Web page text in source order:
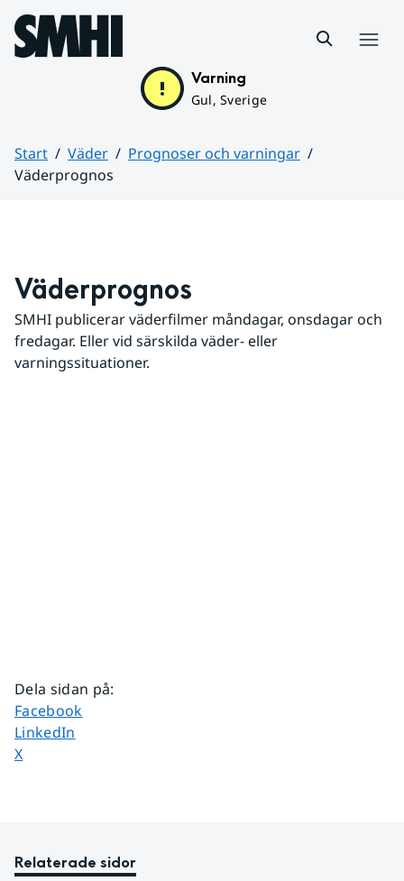
Hoppa till sidans innehåll
Varning
Gul, Sverige
Start Väder
Prognoser och varningar
Väderprognos
Väderprognos
SMHI publicerar väderfilmer måndagar, onsdagar och
fredagar. Eller vid särskilda väder- eller
varningssituationer.
Dela sidan på:
Dela sidan på
Facebook
Dela sidan på
LinkedIn
Dela sidan på
X
Relaterade sidor